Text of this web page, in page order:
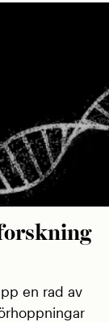
en rad av